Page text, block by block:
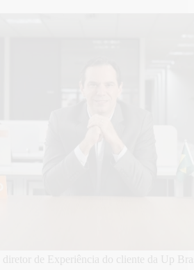
diretor de Experiência do cliente da Up